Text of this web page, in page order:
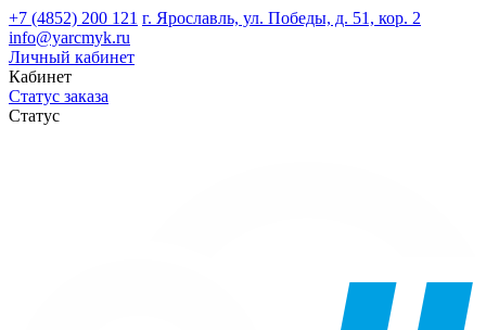
+7 (4852) 200 121 г. Ярославль, ул. Победы, д. 51, кор. 2
info@yarcmyk.ru
Личный кабинет
Кабинет
Статус заказа
Статус